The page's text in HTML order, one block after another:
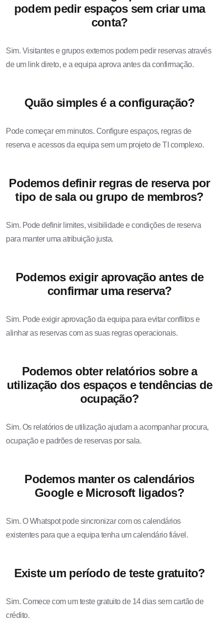
podem pedir espaços sem criar uma
conta?
Sim. Visitantes e grupos externos podem pedir reservas através
de um link direto, e a equipa aprova antes da confirmação.
Quão simples é a configuração?
Pode começar em minutos. Configure espaços, regras de
reserva e acessos da equipa sem um projeto de TI complexo.
Podemos definir regras de reserva por
tipo de sala ou grupo de membros?
Sim. Pode definir limites, visibilidade e condições de reserva
para manter uma atribuição justa.
Podemos exigir aprovação antes de
confirmar uma reserva?
Sim. Pode exigir aprovação da equipa para evitar conflitos e
alinhar as reservas com as suas regras operacionais.
Podemos obter relatórios sobre a
utilização dos espaços e tendências de
ocupação?
Sim. Os relatórios de utilização ajudam a acompanhar procura,
ocupação e padrões de reservas por sala.
Podemos manter os calendários
Google e Microsoft ligados?
Sim. O Whatspot pode sincronizar com os calendários
existentes para que a equipa tenha um calendário fiável.
Existe um período de teste gratuito?
Sim. Comece com um teste gratuito de 14 dias sem cartão de
crédito.